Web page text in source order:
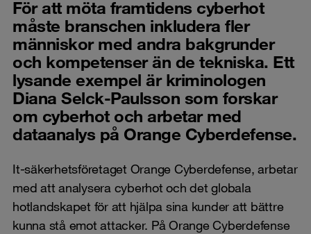
För att möta framtidens cyberhot
måste branschen inkludera fler
människor med andra bakgrunder
och kompetenser än de tekniska. Ett
lysande exempel är kriminologen
Diana Selck-Paulsson som forskar
om cyberhot och arbetar med
dataanalys på Orange Cyberdefense.
It-säkerhetsföretaget Orange Cyberdefense, arbetar
med att analysera cyberhot och det globala
hotlandskapet för att hjälpa sina kunder att bättre
kunna stå emot attacker. På Orange Cyberdefense